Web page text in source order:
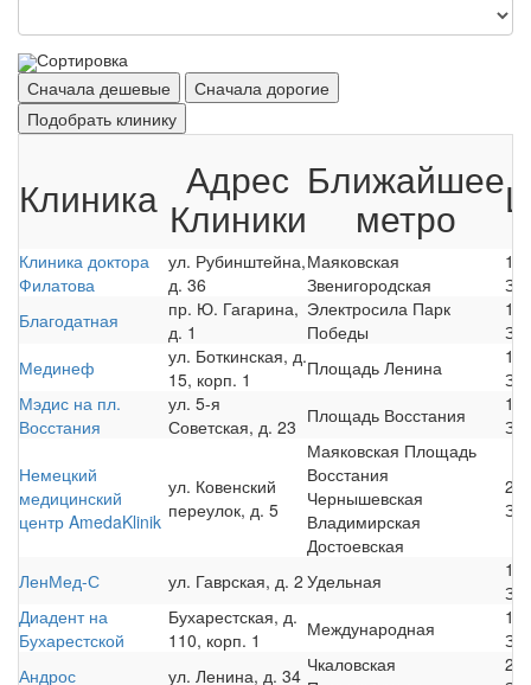
Сортировка
Сначала дешевые
Сначала дорогие
Подобрать клинику
Клиника Адрес
Клиники
Ближайшее
метро
Клиника доктора
Филатова
ул. Рубинштейна,
д. 36
Маяковская
Звенигородская
Благодатная
пр. Ю. Гагарина,
д. 1
Электросила Парк
Победы
Мединеф
ул. Боткинская, д.
15, корп. 1
Площадь Ленина
Мэдис на пл.
Восстания
ул. 5-я
Советская, д. 23 Площадь Восстания
Немецкий
медицинский
центр AmedaKlinik
ул. Ковенский
переулок, д. 5
Маяковская Площадь
Восстания
Чернышевская
Владимирская
Достоевская
ЛенМед-С ул. Гаврская, д. 2 Удельная
Диадент на
Бухарестской
Бухарестская, д.
110, корп. 1
Международная
Андрос
ул. Ленина, д. 34 Чкаловская